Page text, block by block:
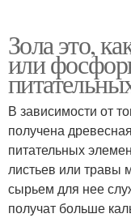
Зола это,
или
В зависимости от
получена
питательных
листьев или травы
сырьем для нее
получат больше